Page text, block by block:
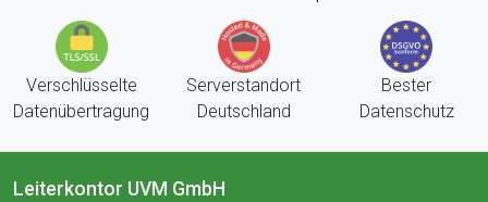
Verschlüsselte
Datenübertragung
Serverstandort
Deutschland
Bester
Datenschutz
Leiterkontor UVM GmbH